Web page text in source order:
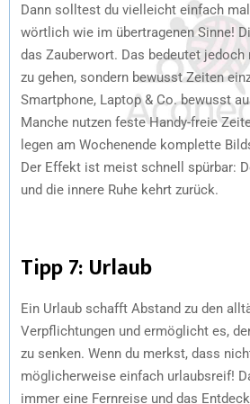
Dann solltest du vielleicht einfach
wörtlich wie im übertragenen Sinne!
das Zauberwort. Das bedeutet
zu gehen, sondern bewusst Zeiten
Smartphone, Laptop & Co. bewusst
Manche nutzen feste Handy-freie
legen am Wochenende komplette
Der Effekt ist meist schnell spürbar:
und die innere Ruhe kehrt zurück.
Tipp 7: Urlaub
Ein Urlaub schafft Abstand zu den
Verpflichtungen und ermöglicht es,
zu senken. Wenn du merkst, dass
möglicherweise einfach urlaubsreif!
immer eine Fernreise und das